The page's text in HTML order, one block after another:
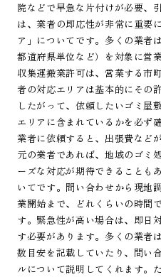
院などで早急な片付けが必要、
は、業者の即応性が非常に重要
ア」についてです。多くの業者
都道府県単位など）を対象に営
収集運搬業許可は、営業する市
者の対応エリアは基本的にその
したがって、依頼したいゴミ屋
エリアに含まれているかを必ず
業者に依頼すると、出張費など
元の業者であれば、地域のゴミ
ーズな対応が期待できることも
いてです。問い合わせから現地
業開始まで、どれくらいの時間
す。緊急性が高い場合は、即日
す必要があります。多くの業者
数目安を記載していたり、問い
ルについて説明してくれます。